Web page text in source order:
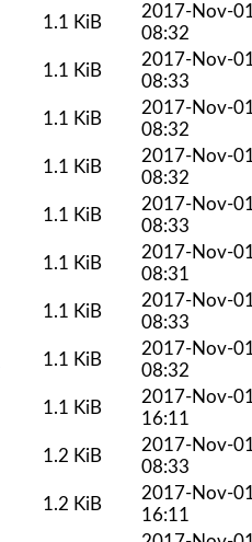
1.1 KiB
2017-Nov-
08:32
1.1 KiB
2017-Nov-
08:33
1.1 KiB
2017-Nov-
08:32
1.1 KiB
2017-Nov-
08:32
1.1 KiB
2017-Nov-
08:33
1.1 KiB
2017-Nov-
08:31
1.1 KiB
2017-Nov-
08:33
1.1 KiB
2017-Nov-
08:32
1.1 KiB
2017-Nov-
16:11
1.2 KiB
2017-Nov-
08:33
1.2 KiB
2017-Nov-
16:11